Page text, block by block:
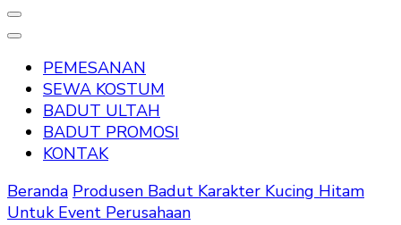
PEMESANAN
SEWA KOSTUM
BADUT ULTAH
BADUT PROMOSI
KONTAK
Beranda Produsen Badut Karakter Kucing Hitam
Untuk Event Perusahaan